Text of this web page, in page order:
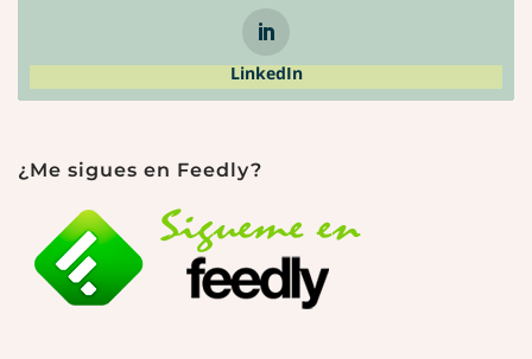
LinkedIn
¿Me sigues en Feedly?